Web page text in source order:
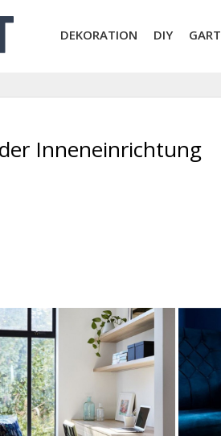
DEKORATION DIY
Inneneinrichtung